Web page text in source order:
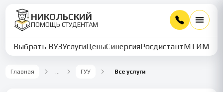
НИКОЛЬСКИЙ
ПОМОЩЬ СТУДЕНТАМ
Выбрать ВУЗУслугиЦеныСинергияРосдистантМТИММУ
Главная … ГУУ Все услуги